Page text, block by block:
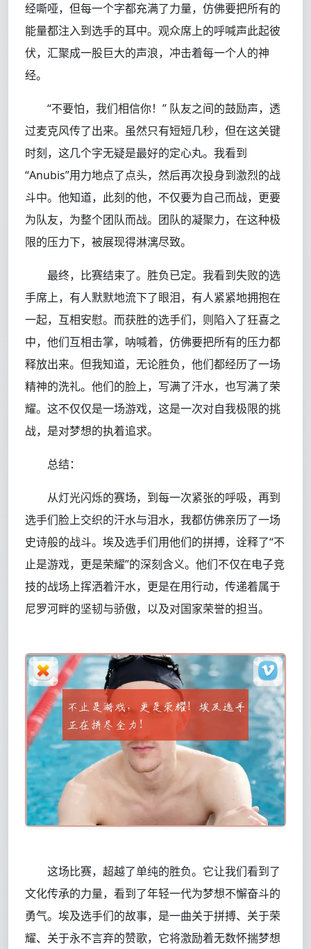
经嘶哑，但每一个字都充满了力量，仿佛要把所有的
能量都注入到选手的耳中。观众席上的呼喊声此起彼
伏，汇聚成一股巨大的声浪，冲击着每一个人的神
经。
“不要怕，我们相信你！” 队友之间的鼓励声，透
过麦克风传了出来。虽然只有短短几秒，但在这关键
时刻，这几个字无疑是最好的定心丸。我看到
“Anubis”用力地点了点头，然后再次投身到激烈的战
斗中。他知道，此刻的他，不仅要为自己而战，更要
为队友，为整个团队而战。团队的凝聚力，在这种极
限的压力下，被展现得淋漓尽致。
最终，比赛结束了。胜负已定。我看到失败的选
手席上，有人默默地流下了眼泪，有人紧紧地拥抱在
一起，互相安慰。而获胜的选手们，则陷入了狂喜之
中，他们互相击掌，呐喊着，仿佛要把所有的压力都
释放出来。但我知道，无论胜负，他们都经历了一场
精神的洗礼。他们的脸上，写满了汗水，也写满了荣
耀。这不仅仅是一场游戏，这是一次对自我极限的挑
战，是对梦想的执着追求。
总结：
从灯光闪烁的赛场，到每一次紧张的呼吸，再到
选手们脸上交织的汗水与泪水，我都仿佛亲历了一场
史诗般的战斗。埃及选手们用他们的拼搏，诠释了“不
止是游戏，更是荣耀”的深刻含义。他们不仅在电子竞
技的战场上挥洒着汗水，更是在用行动，传递着属于
尼罗河畔的坚韧与骄傲，以及对国家荣誉的担当。
这场比赛，超越了单纯的胜负。它让我们看到了
文化传承的力量，看到了年轻一代为梦想不懈奋斗的
勇气。埃及选手们的故事，是一曲关于拼搏、关于荣
耀、关于永不言弃的赞歌，它将激励着无数怀揣梦想